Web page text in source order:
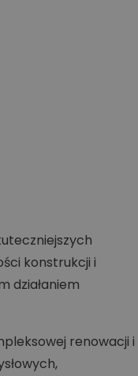
konstrukcji i
działaniem
renowacji i